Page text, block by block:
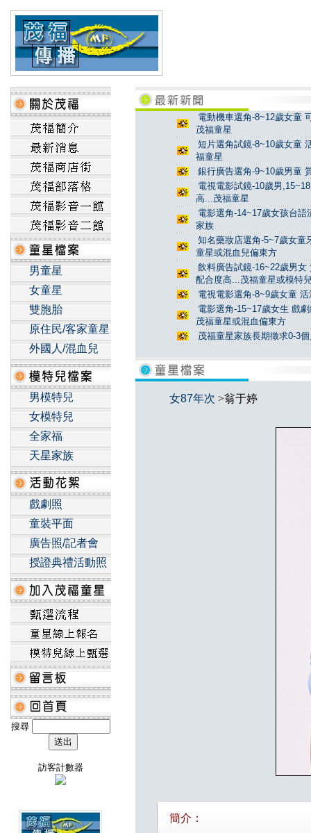
男童星
女童星
雙胞胎
原住民/客家童星
外國人/混血兒
男模特兒
女模特兒
全家福
天星家族
戲劇照
童裝平面
廣告照/記者會
授證典禮活動照
搜尋
訪客計數器
電動機車選角-8~12歲女童
茂福童星
短片選角試鏡-8~10歲女童
福童星
銀行廣告選角-9~10歲男童
電視電影試鏡-10歲男
高...茂福童星
電影選角-14~17歲女孩台
家族
知名藥妝店選角-5~7歲女童
童星或混血兒偏東方
飲料廣告試鏡-16~22歲男
配合度高...茂福童星或模特
電視電影選角-8~9歲女童
電影選角-15~17歲女生 戲
茂福童星或混血偏東方
茂福童星家族長期徵求0-3
女87年次 >翁于婷
簡介：